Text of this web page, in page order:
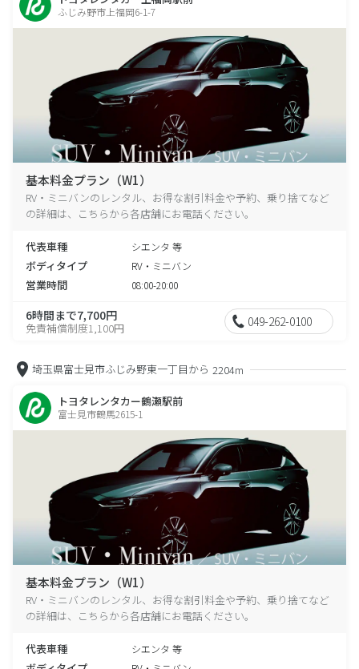
ふじみ野市上福岡6-1-7
基本料金プラン（W1）
RV・ミニバンのレンタル、お得な割引料金や予約、乗り捨てなど
の詳細は、こちらから各店舗にお電話ください。
代表車種 シエンタ 等
ボディタイプ RV・ミニバン
営業時間 08:00-20:00
6時間まで7,700円
免責補償制度1,100円 049-262-0100
埼玉県富士見市ふじみ野東一丁目から 2204m
トヨタレンタカー鶴瀬駅前
富士見市鶴馬2615-1
基本料金プラン（W1）
RV・ミニバンのレンタル、お得な割引料金や予約、乗り捨てなど
の詳細は、こちらから各店舗にお電話ください。
代表車種 シエンタ 等